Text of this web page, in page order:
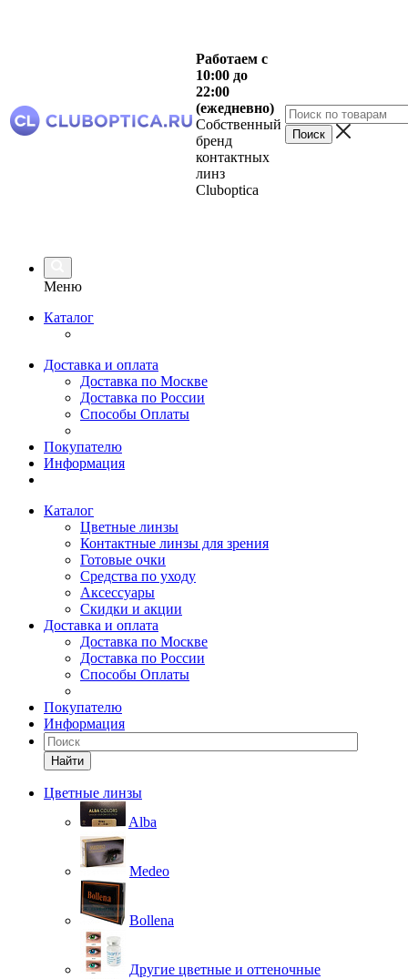
Работаем с
10:00 до
22:00
(ежедневно)
Собственный
бренд
контактных
линз
Cluboptica
Меню
Каталог
Доставка и оплата
Доставка по Москве
Доставка по России
Способы Оплаты
Покупателю
Информация
Каталог
Цветные линзы
Контактные линзы для зрения
Готовые очки
Средства по уходу
Аксессуары
Скидки и акции
Доставка и оплата
Доставка по Москве
Доставка по России
Способы Оплаты
Покупателю
Информация
Найти
Цветные линзы
Alba
Medeo
Bollena
Другие цветные и оттеночные